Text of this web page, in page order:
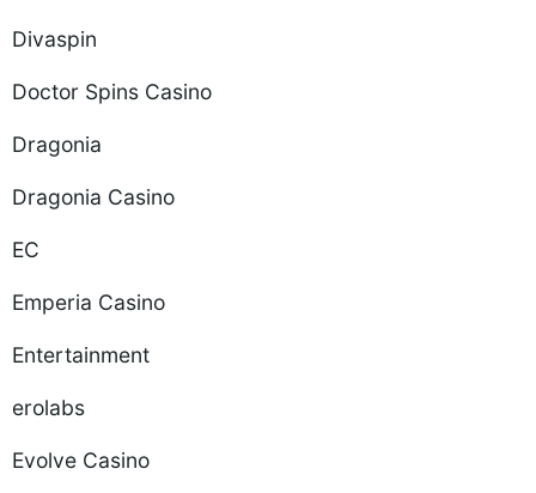
Divaspin
Doctor Spins Casino
Dragonia
Dragonia Casino
EC
Emperia Casino
Entertainment
erolabs
Evolve Casino